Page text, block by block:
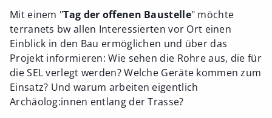
Mit einem "Tag der offenen Baustelle" möchte
terranets bw allen Interessierten vor Ort einen
Einblick in den Bau ermöglichen und über das
Projekt informieren: Wie sehen die Rohre aus, die für
die SEL verlegt werden? Welche Geräte kommen zum
Einsatz? Und warum arbeiten eigentlich
Archäolog:innen entlang der Trasse?